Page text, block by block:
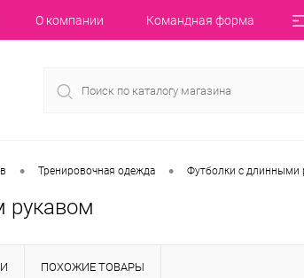
О компании Командная форма
• Тренировочная одежда • Футболки с длинными
рукавом
ПОХОЖИЕ ТОВАРЫ